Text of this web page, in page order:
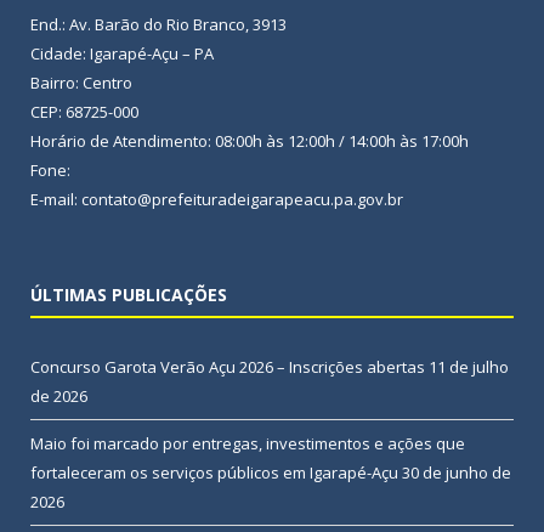
End.: Av. Barão do Rio Branco, 3913
Cidade: Igarapé-Açu – PA
Bairro: Centro
CEP: 68725-000
Horário de Atendimento: 08:00h às 12:00h / 14:00h às 17:00h
Fone:
E-mail: contato@prefeituradeigarapeacu.pa.gov.br
ÚLTIMAS PUBLICAÇÕES
Concurso Garota Verão Açu 2026 – Inscrições abertas 11 de julho
de 2026
Maio foi marcado por entregas, investimentos e ações que
fortaleceram os serviços públicos em Igarapé-Açu 30 de junho de
2026